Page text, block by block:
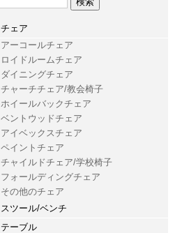
チェア
アーコールチェア
ロイドルームチェア
ダイニングチェア
チャーチチェア/教会椅子
ホイールバックチェア
ベントウッドチェア
アイベックスチェア
ペイントチェア
チャイルドチェア/学校椅子
フォールディングチェア
その他のチェア
スツール/ベンチ
テーブル